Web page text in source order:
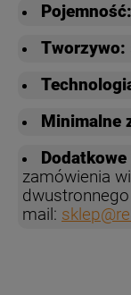
Pojemność:
Tworzywo:
Minimalne
zamówienia
mail: